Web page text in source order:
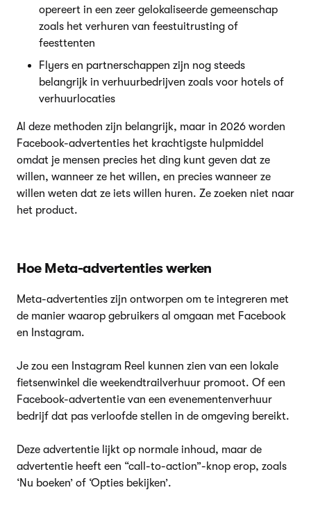
opereert in een zeer gelokaliseerde gemeenschap
zoals het verhuren van feestuitrusting of
feesttenten
Flyers en partnerschappen zijn nog steeds
belangrijk in verhuurbedrijven zoals voor hotels of
verhuurlocaties
Al deze methoden zijn belangrijk, maar in 2026 worden
Facebook-advertenties het krachtigste hulpmiddel
omdat je mensen precies het ding kunt geven dat ze
willen, wanneer ze het willen, en precies wanneer ze
willen weten dat ze iets willen huren. Ze zoeken niet naar
het product.
Hoe Meta-advertenties werken
Meta-advertenties zijn ontworpen om te integreren met
de manier waarop gebruikers al omgaan met Facebook
en Instagram.
Je zou een Instagram Reel kunnen zien van een lokale
fietsenwinkel die weekendtrailverhuur promoot. Of een
Facebook-advertentie van een evenementenverhuur
bedrijf dat pas verloofde stellen in de omgeving bereikt.
Deze advertentie lijkt op normale inhoud, maar de
advertentie heeft een “call-to-action”-knop erop, zoals
‘Nu boeken’ of ‘Opties bekijken’.